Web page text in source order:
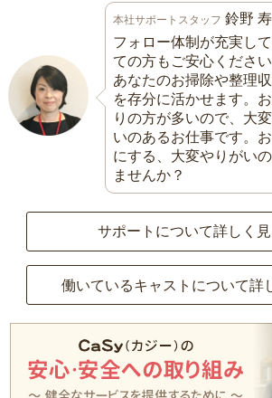
本社サポートスタッフ 鈴野
フォロー体制が充実し
ての方もご安心ください
あなたのお掃除や整理
を存分に活かせます。
りの方が多いので、大
いのあるお仕事です。
にする、大変やりがい
ませんか？
サポートについて詳しく見
働いているキャストについて詳